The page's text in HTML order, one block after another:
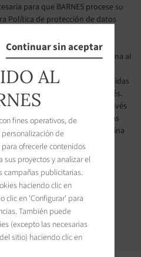
para que BARNES procese su
Política de protección de datos
de Consumo francés, se informa al
gratuitamente en la lista de
según las condiciones definidas
del Código de Consumo francés.
ejercido por el CLIENTE a través
el organismo designado por las
administrar esta lista. La página
Continuar sin aceptar
AL
fines operativos, de
de
ofrecerle contenidos
proyectos y analizar el
campañas publicitarias.
haciendo clic en
clic en 'Configurar' para
También puede
(excepto las necesarias
sitio) haciendo clic en